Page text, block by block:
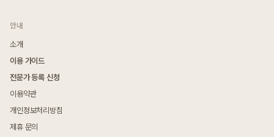
안내
소개
이용 가이드
전문가 등록 신청
이용약관
개인정보처리방침
제휴 문의